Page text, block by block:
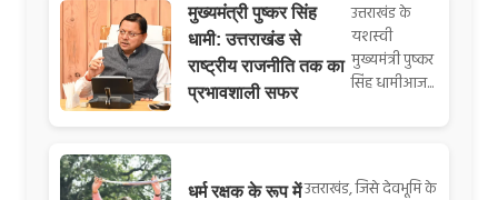
मुख्यमंत्री पुष्कर सिंह
धामी: उत्तराखंड से
राष्ट्रीय राजनीति तक का
प्रभावशाली सफर
उत्तराखंड के
यशस्वी
मुख्यमंत्री पुष्कर
सिंह धामीआज...
धर्म रक्षक के रूप में उत्तराखंड, जिसे देवभूमि के